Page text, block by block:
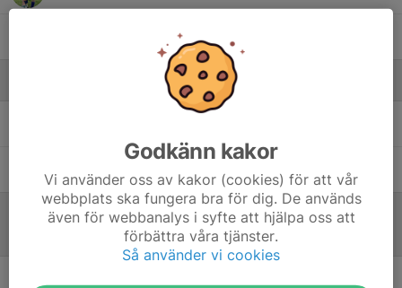
Godkänn kakor
Vi använder oss av kakor (cookies) för att vår
webbplats ska fungera bra för dig. De används
även för webbanalys i syfte att hjälpa oss att
förbättra våra tjänster.
Så använder vi cookies